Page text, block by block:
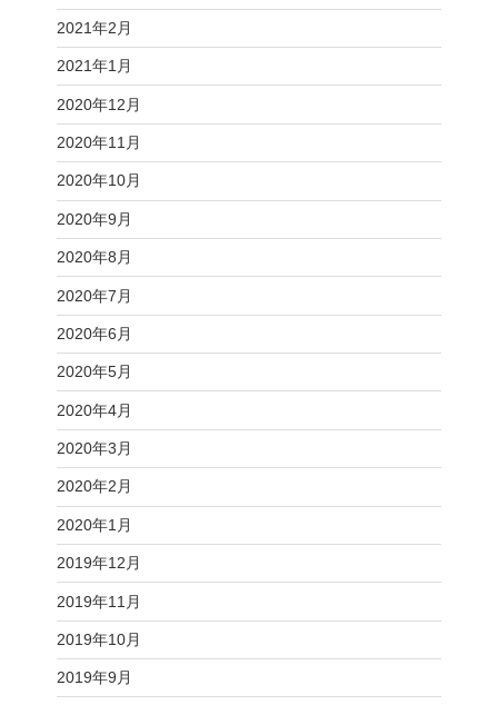
2021年2月
2021年1月
2020年12月
2020年11月
2020年10月
2020年9月
2020年8月
2020年7月
2020年6月
2020年5月
2020年4月
2020年3月
2020年2月
2020年1月
2019年12月
2019年11月
2019年10月
2019年9月